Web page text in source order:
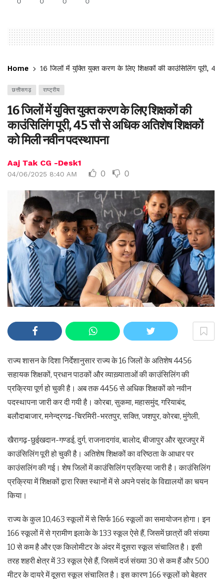
Home 16 जिलों में युक्ति युक्त करण के लिए शिक्षकों की काउंसिलिंग पूरी,
छत्तीसगढ़ राष्ट्रीय
16 जिलों में युक्ति युक्त करण के लिए शिक्षकों की
काउंसिलिंग पूरी, 45 सौ से अधिक अतिशेष शिक्षकों
को मिली नवीन पदस्थापना
Aaj Tak CG -Desk1
04/06/2025 8:40 AM 0 0
राज्य शासन के दिशा निर्देशानुसार राज्य के 16 जिलों के अतिशेष 4456
सहायक शिक्षकों, प्रधान पाठकों और व्याख़्याताओं की काउंसिलिंग की
प्रक्रिया पूर्ण हो चुकी है। अब तक 4456 से अधिक शिक्षकों को नवीन
पदस्थापना जारी कर दी गयी है। कोरबा, सुकमा, महासमुंद, गरियाबंद,
बलौदाबाजार, मनेन्द्रगढ-चिरमिरी-भरतपुर, सक्ति, जशपुर, कोरबा, मुंगेली,
खैरागढ़-छुईखदान-गण्डई, दुर्ग, राजनादगांव, बालोद, बीजापुर और सूरजपुर में
काउंसिलिंग पूरी हो चुकी है। अतिशेष शिक्षकों का वरिष्ठता के आधार पर
काउंसलिंग की गई। शेष जिलों में काउंसिलिंग प्रक्रिया जारी है। काउंसिलिंग
प्रक्रिया में शिक्षकों द्वारा रिक्त स्थानों में से अपने पसंद के विद्यालयों का चयन
किया।
राज्य के कुल 10,463 स्कूलों में से सिर्फ 166 स्कूलों का समायोजन होगा। इन
166 स्कूलों में से ग्रामीण इलाके के 133 स्कूल ऐसे हैं, जिसमें छात्रों की संख्या
10 से कम है और एक किलोमीटर के अंदर में दूसरा स्कूल संचालित है। इसी
तरह शहरी क्षेत्र में 33 स्कूल ऐसे हैं, जिसमें दर्ज संख्या 30 से कम हैं और 500
मीटर के दायरे में दूसरा स्कूल संचालित है। इस कारण 166 स्कूलों को बेहतर